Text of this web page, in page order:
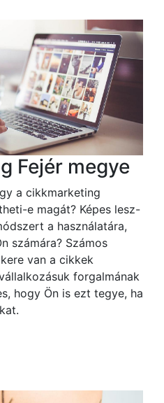
Fejér megye
a cikkmarketing
e magát? Képes lesz-
a használatára,
számára? Számos
van a cikkek
forgalmának
hogy Ön is ezt tegye, ha